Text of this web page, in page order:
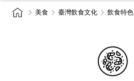
美食 臺灣飲食文化 飲食特色